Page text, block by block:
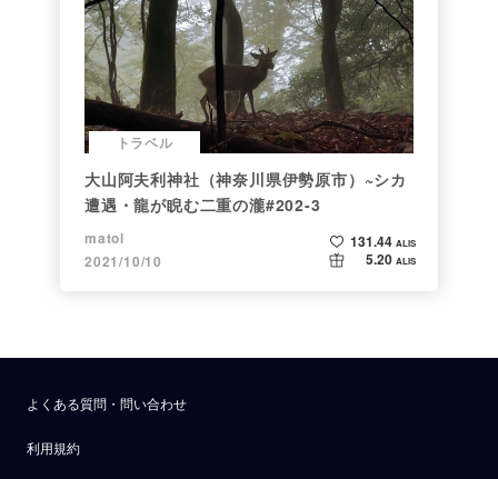
トラベル
大山阿夫利神社（神奈川県伊勢原市）~シカ
遭遇・龍が睨む二重の瀧#202-3
matol
2021/10/10
131.44 ALIS
5.20 ALIS
よくある質問・問い合わせ
利用規約